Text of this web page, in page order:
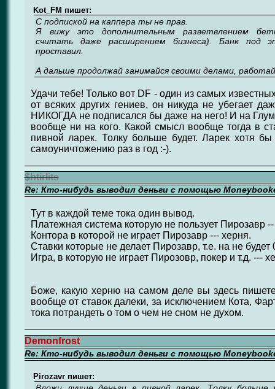
Kot_FM пишет:
С подпиской на каппера ты не прав.
Я вижу это дополнительным разветвлением
считать даже расширением бизнеса). Банк под
проставил.
А дальше продолжай занимайся своими делами,
Удачи тебе! Только вот DF - один из самых
от всяких других гениев, он никуда не убегает
НИКОГДА не подписался бы даже на него! И на
вообще ни на кого. Какой смысл вообще тогда в
пивной ларек. Толку больше будет. Ларек хотя
самоуничтожению раз в год :-).
$htirlits
Re: Кто-нибудь выводил деньги с помощью
Тут в каждой теме тока один вывод.
Платежная система которую не пользует Пирозавр
Контора в которой не играет Пирозавр --- херня.
Ставки которые не делает Пирозавр, т.е. на не будет
Игра, в которую не играет Пирозовр, покер и т.д. ---
Боже, какую херню на самом деле вы здесь
вообще от ставок далеки, за исключением Кота,
тока потрандеть о том о чем не сном не духом.
Demonfrost
Re: Кто-нибудь выводил деньги с помощью
Pirozavr пишет: